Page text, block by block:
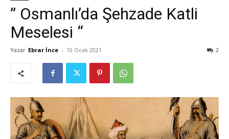
” Osmanlı’da Şehzade Katli
Meselesi “
Yazar Ebrar İnce - 10 Ocak 2021 2